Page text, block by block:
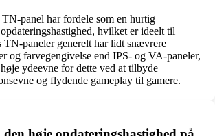
panel har fordele som en hurtig
hvilket er ideelt til
TN-paneler generelt har lidt snævrere
og farvegengivelse end IPS- og VA-paneler,
ydeevne for dette ved at tilbyde
og flydende gameplay til gamere.